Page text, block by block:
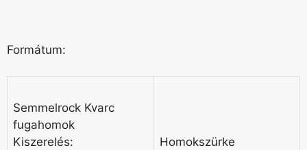
Formátum:
Semmelrock Kvarc
fugahomok
Kiszerelés:
Homokszürke